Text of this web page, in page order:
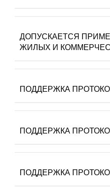
ДОПУСКАЕТСЯ
ЖИЛЫХ И
ПОДДЕРЖКА
ПОДДЕРЖКА
ПОДДЕРЖКА